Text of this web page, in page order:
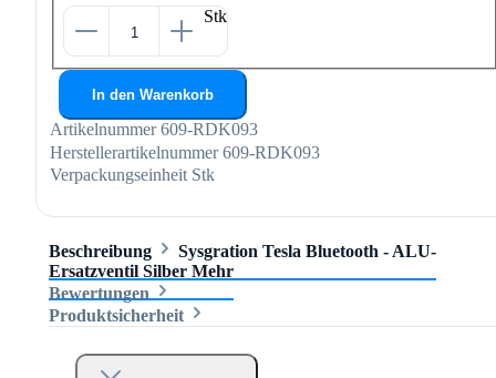
Stk
In den Warenkorb
Artikelnummer 609-RDK093
Herstellerartikelnummer 609-RDK093
Verpackungseinheit Stk
Beschreibung
Sysgration Tesla Bluetooth - ALU-
Ersatzventil Silber Mehr
Bewertungen
Produktsicherheit